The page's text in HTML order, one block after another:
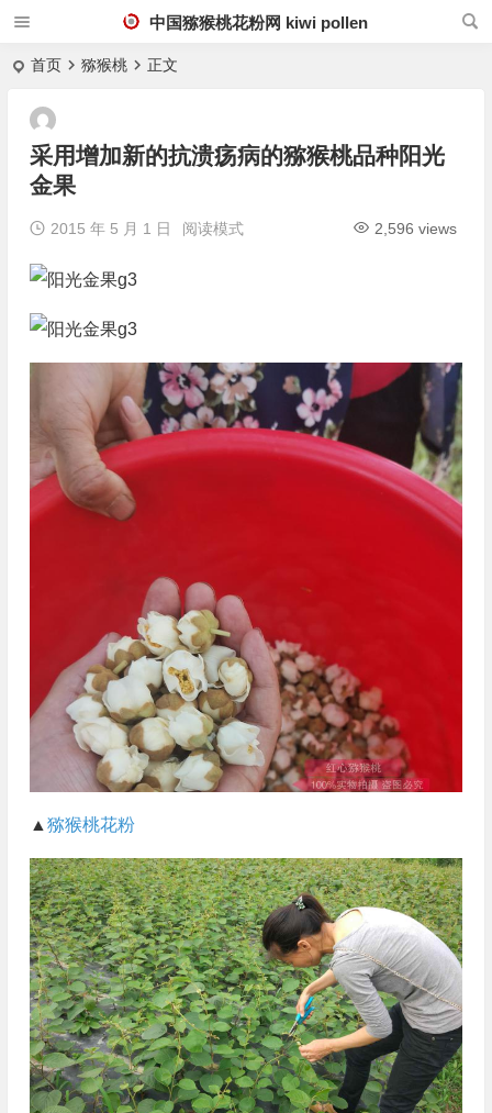
中国猕猴桃花粉网 kiwi pollen
首页 猕猴桃 正文
采用增加新的抗溃疡病的猕猴桃品种阳光
金果
2015 年 5 月 1 日 2,596 views
阅读模式
▲ 猕猴桃花粉